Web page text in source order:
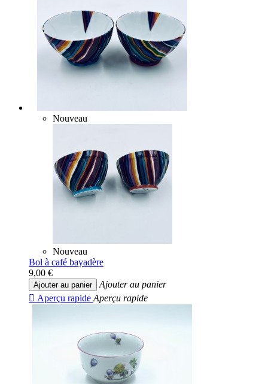
Nouveau
Nouveau
Bol à café bayadère
9,00 €
Ajouter au panier
Ajouter au panier
 Aperçu rapide Aperçu rapide